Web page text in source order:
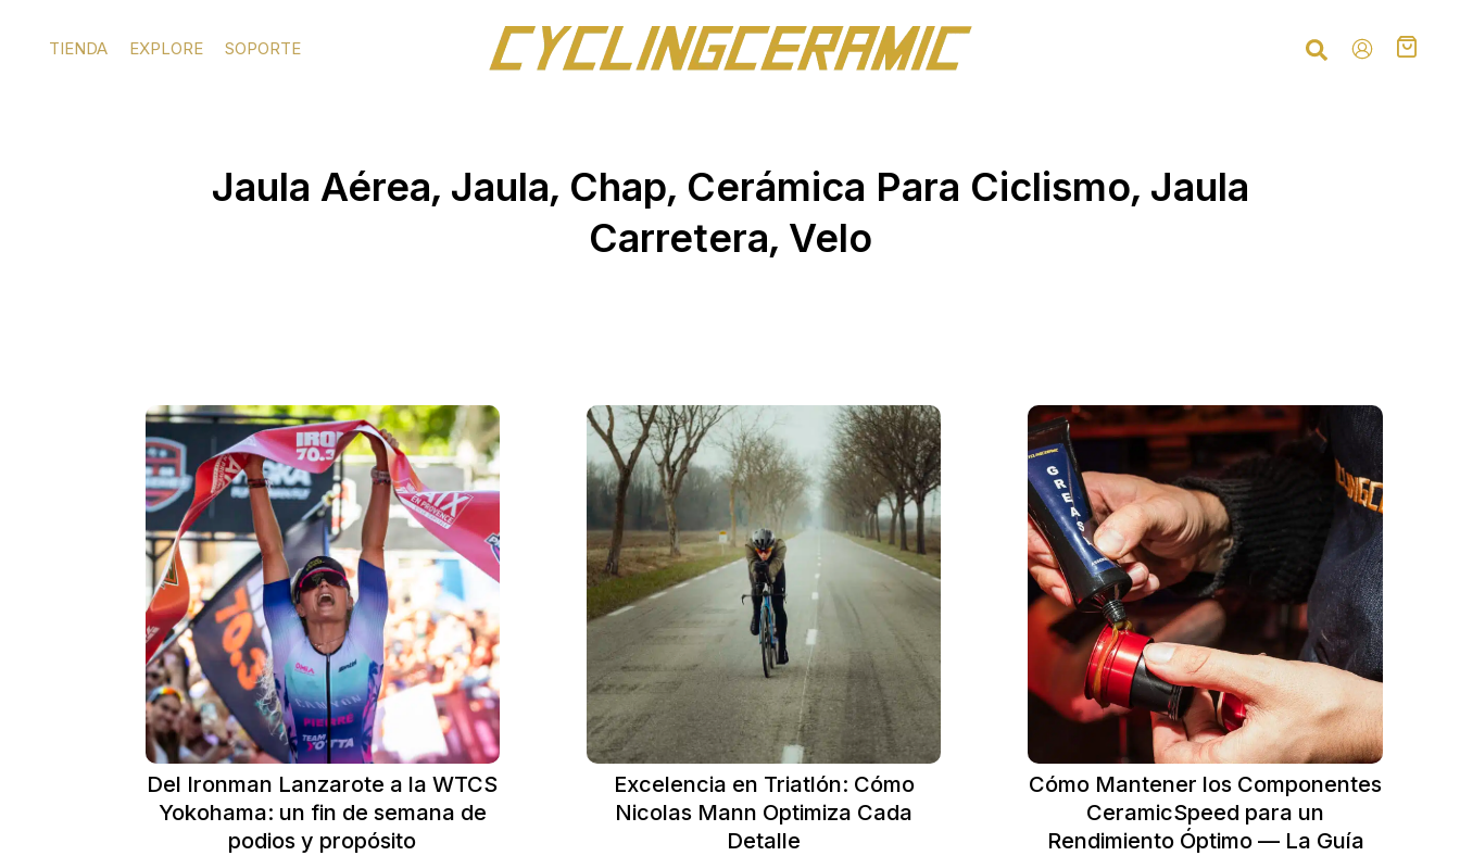
TIENDA EXPLORE SOPORTE
Jaula Aérea, Jaula, Chap, Cerámica Para Ciclismo, Jaula
Carretera, Velo
Del Ironman Lanzarote a la WTCS
Yokohama: un fin de semana de
podios y propósito
Excelencia en Triatlón: Cómo
Nicolas Mann Optimiza Cada
Detalle
Cómo Mantener los Componentes
CeramicSpeed para un
Rendimiento Óptimo — La Guía